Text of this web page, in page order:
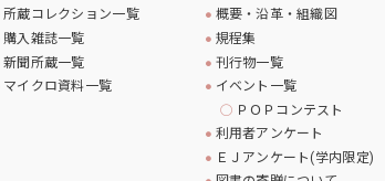
所蔵コレクション一覧
購入雑誌一覧
新聞所蔵一覧
マイクロ資料一覧
概要・沿革・組織図
規程集
刊行物一覧
イベント一覧
ＰＯＰコンテスト
利用者アンケート
ＥＪアンケート(学内限定)